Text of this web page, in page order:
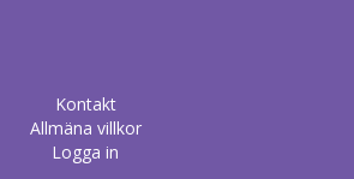
Kontakt
Allmäna villkor
Logga in